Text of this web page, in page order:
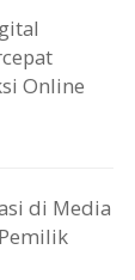
Online
di Media